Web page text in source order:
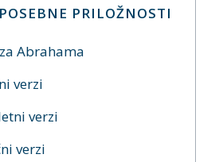
PRILOŽNOSTI
Abrahama
verzi
verzi
verzi